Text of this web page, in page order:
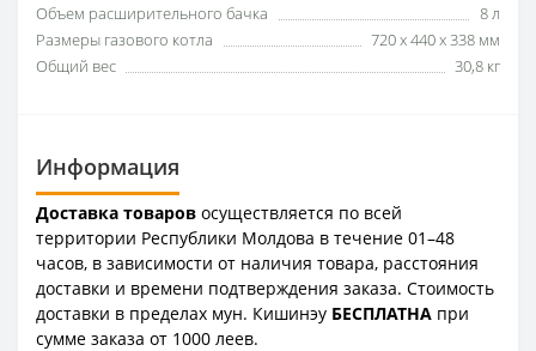
Объем расширительного бачка
8 л
Размеры газового котла
720 x 440 x 338 мм
Общий вес
30,8 кг
Информация
Доставка товаров осуществляется по всей
территории Республики Молдова в течение 01–48
часов, в зависимости от наличия товара, расстояния
доставки и времени подтверждения заказа. Стоимость
доставки в пределах мун. Кишинэу БЕСПЛАТНА при
сумме заказа от 1000 леев.